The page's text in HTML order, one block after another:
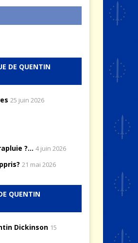
DE QUENTIN
25 juin 2026
?... 4 juin 2026
21 mai 2026
QUENTIN
Dickinson 15